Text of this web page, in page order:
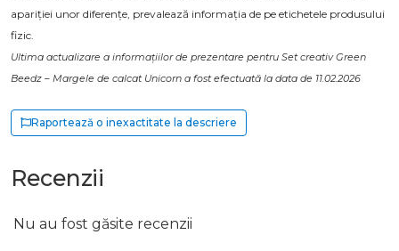
apariției unor diferențe, prevalează informația de pe etichetele produsului
fizic.
Ultima actualizare a informațiilor de prezentare pentru Set creativ Green
Beedz – Margele de calcat Unicorn a fost efectuată la data de 11.02.2026
Raportează o inexactitate la descriere
Recenzii
Nu au fost găsite recenzii